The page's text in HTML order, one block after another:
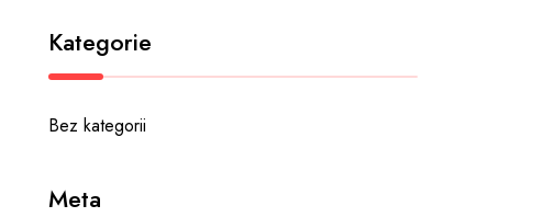
Kategorie
Bez kategorii
Meta